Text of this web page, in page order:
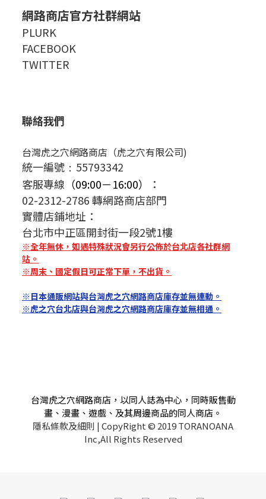
網路商店官方社群網站
PLURK
FACEBOOK
TWITTER
聯絡我們
台灣虎之穴網路商店（虎之穴有限公司)
統一編號 ： 55793342
客服專線 （09:00－16:00）
：
02-2312-2786 轉網路商店部門
實體店鋪地址：
台北市中正區開封街一段2號1樓
※全年無休，如遇特殊狀況會另行公佈於台北店各社群網
站。
※周末、國定假日可正常下單，不出貨。
※日本通販網站與台灣虎之穴網路商店庫存並無連動。
※虎之穴台北店與台灣虎之穴網路商店庫存並無相通。
台灣虎之穴網路商店，以同人誌為中心，同時販售動
畫、漫畫、遊戲、及其周邊商品的同人商店。
隱私條款及細則 | CopyRight © 2019 TORANOANA
Inc,All Rights Reserved